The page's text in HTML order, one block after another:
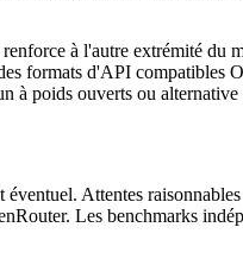
à l'autre extrémité
formats d'API
à poids ouverts ou alternative
Attentes
Les benchmarks